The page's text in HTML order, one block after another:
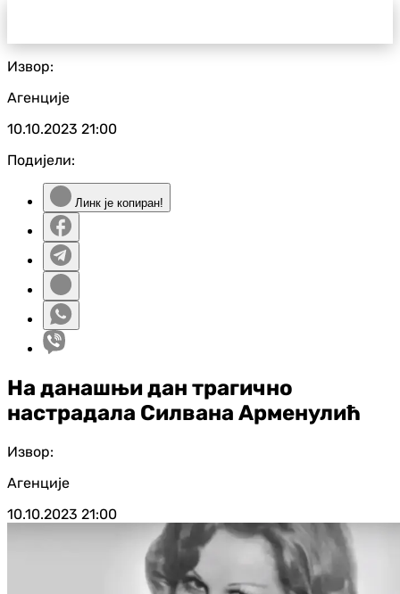
Извор:
Агенције
10.10.2023 21:00
Подијели:
Линк је копиран!
На данашњи дан трагично
настрадала Силвана Арменулић
Извор:
Агенције
10.10.2023 21:00